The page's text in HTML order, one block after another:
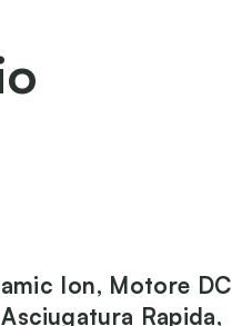
Ion, Motore DC
Rapida,